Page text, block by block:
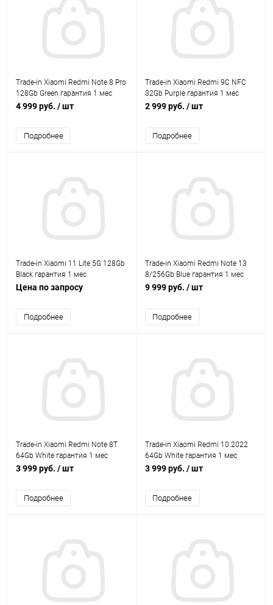
Trade-in Xiaomi Redmi Note 8 Pro
128Gb Green гарантия 1 мес
4 999 руб. / шт
Подробнее
Trade-in Xiaomi Redmi 9C NFC
32Gb Purple гарантия 1 мес
2 999 руб. / шт
Подробнее
Trade-in Xiaomi 11 Lite 5G 128Gb
Black гарантия 1 мес
Цена по запросу
Подробнее
Trade-in Xiaomi Redmi Note 13
8/256Gb Blue гарантия 1 мес
9 999 руб. / шт
Подробнее
Trade-in Xiaomi Redmi Note 8T
64Gb White гарантия 1 мес
3 999 руб. / шт
Подробнее
Trade-in Xiaomi Redmi 10 2022
64Gb White гарантия 1 мес
3 999 руб. / шт
Подробнее